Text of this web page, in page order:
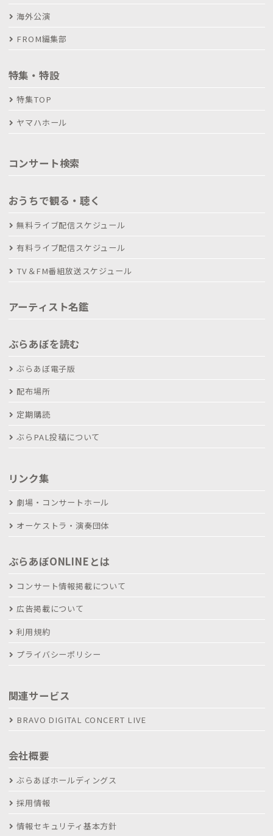
海外公演
FROM編集部
特集・特設
特集TOP
ヤマハホール
コンサート検索
おうちで観る・聴く
無料ライブ配信スケジュール
有料ライブ配信スケジュール
TV＆FM番組放送スケジュール
アーティスト名鑑
ぶらあぼを読む
ぶらあぼ電子版
配布場所
定期購読
ぶらPAL投稿について
リンク集
劇場・コンサートホール
オーケストラ・演奏団体
ぶらあぼONLINEとは
コンサート情報掲載について
広告掲載について
利用規約
プライバシーポリシー
関連サービス
BRAVO DIGITAL CONCERT LIVE
会社概要
ぶらあぼホールディングス
採用情報
情報セキュリティ基本方針